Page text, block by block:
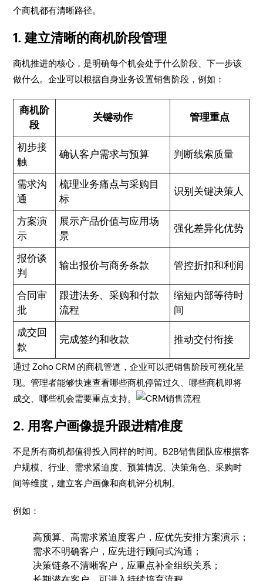
个商机都有清晰路径。
1. 建立清晰的商机阶段管理
商机推进的核心，是明确每个机会处于什么阶段、下一步该
做什么。企业可以根据自身业务设置销售阶段，例如：
商机阶
段
关键动作 管理重点
初步接
触
确认客户需求与预算 判断线索质量
需求沟
通
梳理业务痛点与采购目
标
识别关键决策人
方案演
示
展示产品价值与应用场
景
强化差异化优势
报价谈
判
输出报价与商务条款 管控折扣和利润
合同审
批
跟进法务、采购和付款
流程
缩短内部等待时
间
成交回
款
完成签约和收款 推动交付衔接
通过 Zoho CRM 的商机管道，企业可以把销售阶段可视化呈
现。管理者能够快速查看哪些商机停留过久、哪些商机即将
成交、哪些机会需要重点支持。
2. 用客户画像提升跟进精准度
不是所有商机都值得投入同样的时间。B2B销售团队应根据客
户规模、行业、需求紧迫度、预算情况、决策角色、采购时
间等维度，建立客户画像和商机评分机制。
例如：
高预算、高需求紧迫度客户，应优先安排方案演示；
需求不明确客户，应先进行顾问式沟通；
决策链条不清晰客户，应重点补全组织关系；